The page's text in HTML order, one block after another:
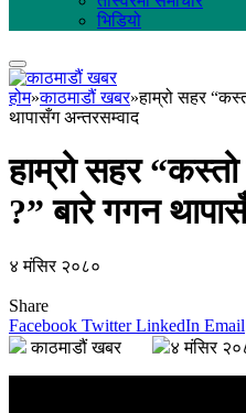
भिडियो
होम»काठमाडौं खबर»हाम्रो सहर
थापासँग अन्तरसम्वाद
हाम्रो सहर “कस्तो
?” बारे गगन
४ मंसिर २०८०
Share
Facebook Twitter LinkedIn Email
काठमाडौं खबर
४ मंसिर